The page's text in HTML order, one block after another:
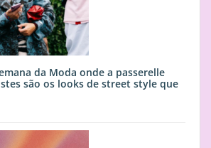
da Moda onde a passerelle
são os looks de street style que